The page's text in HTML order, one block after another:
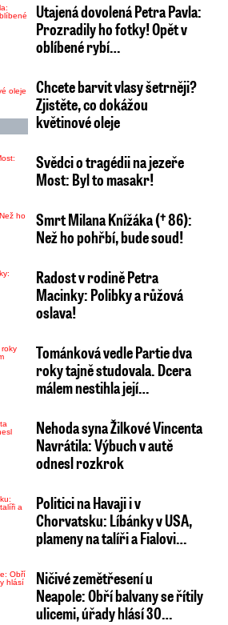
Utajená dovolená Petra Pavla:
Prozradily ho fotky! Opět v
oblíbené rybí…
Chcete barvit vlasy šetrněji?
Zjistěte, co dokážou
květinové oleje
Svědci o tragédii na jezeře
Most: Byl to masakr!
Smrt Milana Knížáka († 86):
Než ho pohřbí, bude soud!
Radost v rodině Petra
Macinky: Polibky a růžová
oslava!
Tománková vedle Partie dva
roky tajně studovala. Dcera
málem nestihla její…
Nehoda syna Žilkové Vincenta
Navrátila: Výbuch v autě
odnesl rozkrok
Politici na Havaji i v
Chorvatsku: Líbánky v USA,
plameny na talíři a Fialovi…
Ničivé zemětřesení u
Neapole: Obří balvany se řítily
ulicemi, úřady hlásí 30…